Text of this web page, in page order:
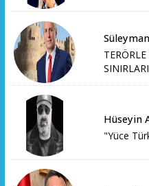
Hüseyin
"Yüce